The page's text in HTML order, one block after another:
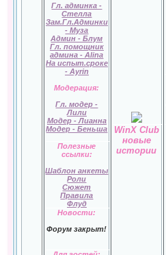
Гл. админка -
Стелла
Зам.Гл.Админки
- Муза
Админ - Блум
Гл. помощник
админа - Alina
На испыт.сроке
- Ayrin
Модерация:
Гл. модер -
Лили
Модер - Лианна
Модер - Беньша
Полезные
ссылки:
Шаблон анкеты
Роли
Сюжет
Правила
Флуд
Новости:
Форум закрыт!
WinX Сlub
новые
истории